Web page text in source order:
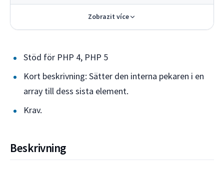
Zobrazit více
Stöd för PHP 4, PHP 5
Kort beskrivning: Sätter den interna pekaren i en
array till dess sista element.
Krav.
Beskrivning